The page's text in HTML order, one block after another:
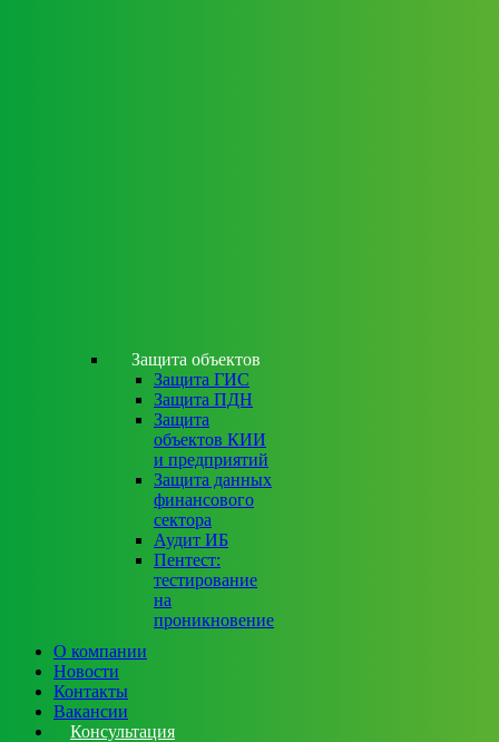
Защита объектов
Защита ГИС
Защита ПДН
Защита
объектов КИИ
и предприятий
Защита данных
финансового
сектора
Аудит ИБ
Пентест:
тестирование
на
проникновение
О компании
Новости
Контакты
Вакансии
Консультация